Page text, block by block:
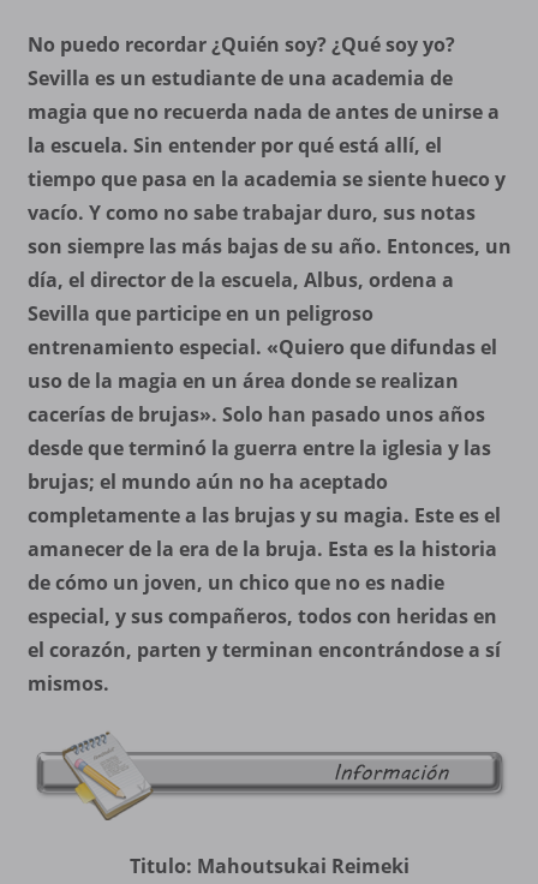
No puedo recordar ¿Quién soy? ¿Qué soy yo?
Sevilla es un estudiante de una academia de
magia que no recuerda nada de antes de unirse a
la escuela. Sin entender por qué está allí, el
tiempo que pasa en la academia se siente hueco y
vacío. Y como no sabe trabajar duro, sus notas
son siempre las más bajas de su año. Entonces, un
día, el director de la escuela, Albus, ordena a
Sevilla que participe en un peligroso
entrenamiento especial. «Quiero que difundas el
uso de la magia en un área donde se realizan
cacerías de brujas». Solo han pasado unos años
desde que terminó la guerra entre la iglesia y las
brujas; el mundo aún no ha aceptado
completamente a las brujas y su magia. Este es el
amanecer de la era de la bruja. Esta es la historia
de cómo un joven, un chico que no es nadie
especial, y sus compañeros, todos con heridas en
el corazón, parten y terminan encontrándose a sí
mismos.
Titulo: Mahoutsukai Reimeki